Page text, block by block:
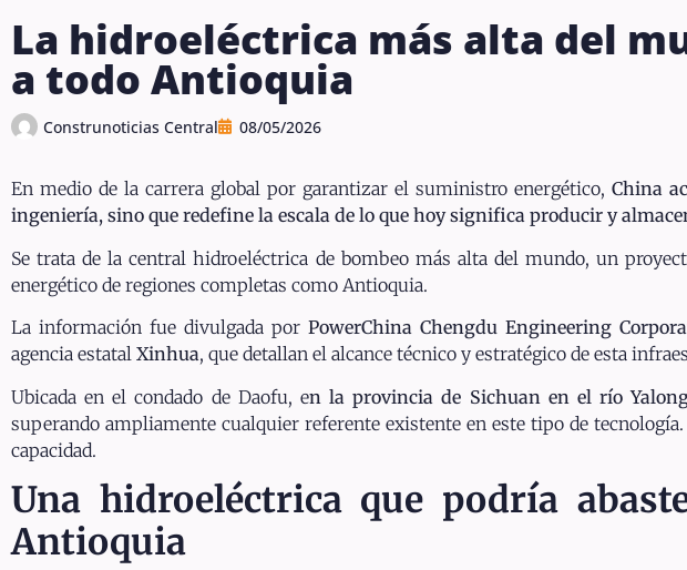
La hidroeléctrica más alta del
a todo Antioquia
Construnoticias Central 08/05/2026
En medio de la carrera global por garantizar el suministro energético, China
ingeniería, sino que redefine la escala de lo que hoy significa producir y
Se trata de la central hidroeléctrica de bombeo más alta del mundo, un
energético de regiones completas como Antioquia.
La información fue divulgada porPowerChina Chengdu Engineering
agencia estatal Xinhua, que detallan el alcance técnico y estratégico de esta
Ubicada en el condado de Daofu, en la provincia de Sichuan en el río
superando ampliamente cualquier referente existente en este tipo de
capacidad.
Una hidroeléctrica que podría
Antioquia